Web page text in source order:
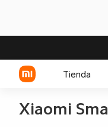
Tienda
Xiaomi